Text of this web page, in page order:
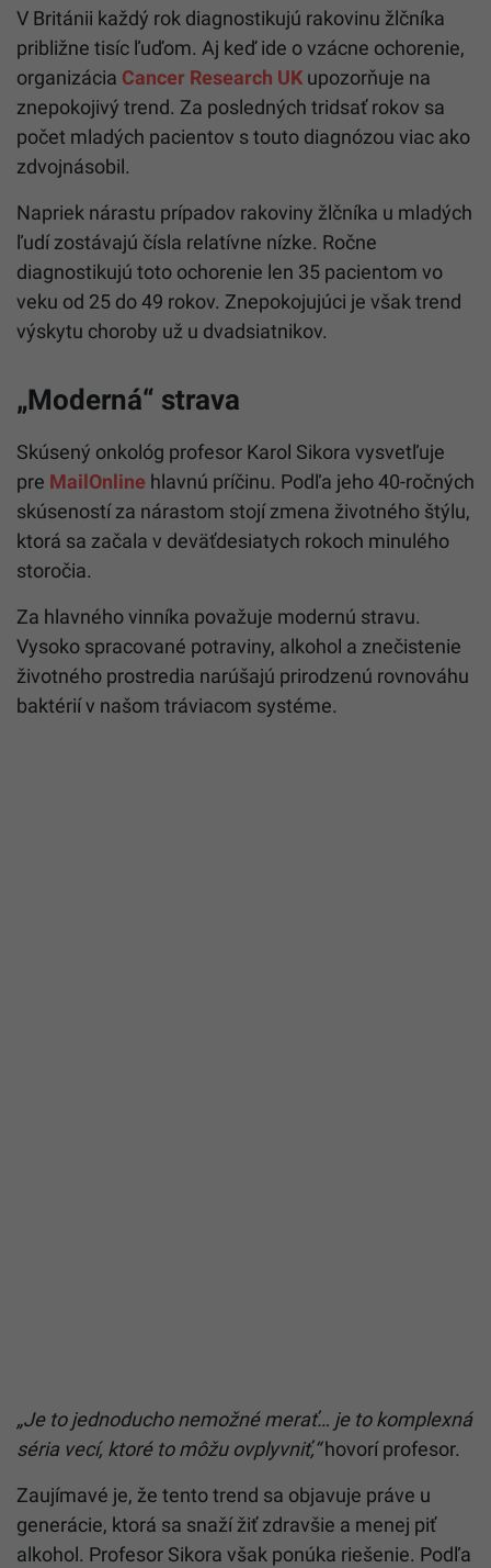
V Británii každý rok diagnostikujú rakovinu žlčníka
približne tisíc ľuďom. Aj keď ide o vzácne ochorenie,
organizácia Cancer Research UK upozorňuje na
znepokojivý trend. Za posledných tridsať rokov sa
počet mladých pacientov s touto diagnózou viac ako
zdvojnásobil.
Napriek nárastu prípadov rakoviny žlčníka u mladých
ľudí zostávajú čísla relatívne nízke. Ročne
diagnostikujú toto ochorenie len 35 pacientom vo
veku od 25 do 49 rokov. Znepokojujúci je však trend
výskytu choroby už u dvadsiatnikov.
„Moderná“ strava
Skúsený onkológ profesor Karol Sikora vysvetľuje
pre MailOnline hlavnú príčinu. Podľa jeho 40-ročných
skúseností za nárastom stojí zmena životného štýlu,
ktorá sa začala v deväťdesiatych rokoch minulého
storočia.
Za hlavného vinníka považuje modernú stravu.
Vysoko spracované potraviny, alkohol a znečistenie
životného prostredia narúšajú prirodzenú rovnováhu
baktérií v našom tráviacom systéme.
„Je to jednoducho nemožné merať… je to komplexná
séria vecí, ktoré to môžu ovplyvniť,“hovorí profesor.
Zaujímavé je, že tento trend sa objavuje práve u
generácie, ktorá sa snaží žiť zdravšie a menej piť
alkohol. Profesor Sikora však ponúka riešenie. Podľa